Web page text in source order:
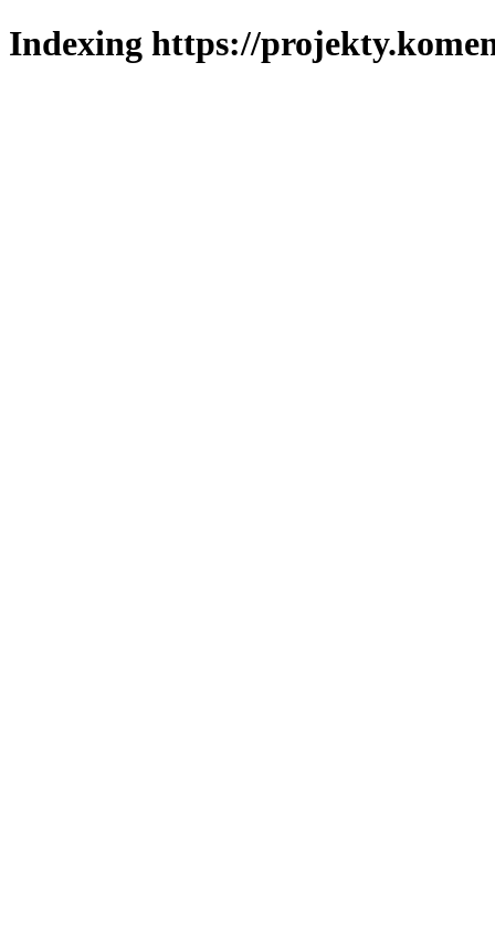
Indexing https://